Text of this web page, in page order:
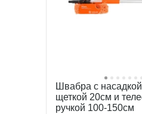
Швабра с
щеткой 20см и
ручкой 100-150см